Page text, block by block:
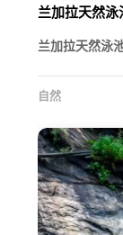
兰加拉天然泳
兰加拉天然泳
自然